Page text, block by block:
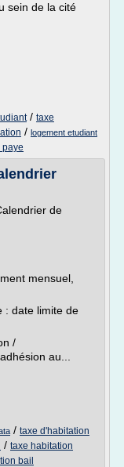
sein de la cité
/ taxe
/ logement etudiant
de
mensuel,
: date limite de
/
au...
/ taxe d'habitation
/ taxe habitation
bail